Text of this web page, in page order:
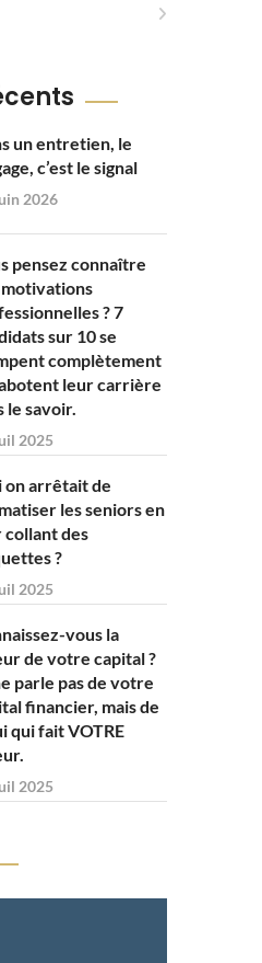
un entretien, le
c’est le signal
2026
pensez connaître
? 7
sur 10 se
complètement
leur carrière
le savoir.
2025
on arrêtait de
les seniors en
collant des
?
2025
vous la
de votre capital ?
parle pas de votre
financier, mais de
qui fait VOTRE
2025